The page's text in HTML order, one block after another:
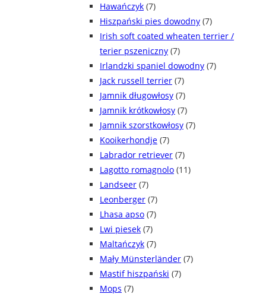
Hawańczyk (7)
Hiszpański pies dowodny (7)
Irish soft coated wheaten terrier /
terier pszeniczny (7)
Irlandzki spaniel dowodny (7)
Jack russell terrier (7)
Jamnik długowłosy (7)
Jamnik krótkowłosy (7)
Jamnik szorstkowłosy (7)
Kooikerhondje (7)
Labrador retriever (7)
Lagotto romagnolo (11)
Landseer (7)
Leonberger (7)
Lhasa apso (7)
Lwi piesek (7)
Maltańczyk (7)
Mały Münsterländer (7)
Mastif hiszpański (7)
Mops (7)